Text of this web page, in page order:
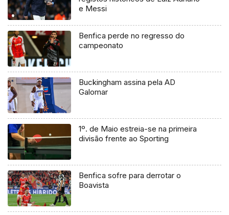
e Messi
Benfica perde no regresso do
campeonato
Buckingham assina pela AD
Galomar
1º. de Maio estreia-se na primeira
divisão frente ao Sporting
Benfica sofre para derrotar o
Boavista